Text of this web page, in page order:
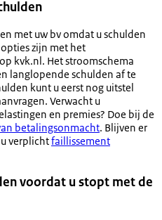
met uw bv omdat u schulden
zijn met het
op kvk.nl. Het stroomschema
langlopende schulden af te
kunt u eerst nog uitstel
Verwacht u
en premies? Doe bij de
betalingsonmacht. Blijven er
verplichtfaillissement
voordat u stopt met de